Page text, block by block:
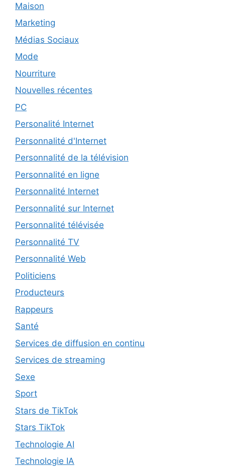
Maison
Marketing
Médias Sociaux
Mode
Nourriture
Nouvelles récentes
PC
Personalité Internet
Personnalité d'Internet
Personnalité de la télévision
Personnalité en ligne
Personnalité Internet
Personnalité sur Internet
Personnalité télévisée
Personnalité TV
Personnalité Web
Politiciens
Producteurs
Rappeurs
Santé
Services de diffusion en continu
Services de streaming
Sexe
Sport
Stars de TikTok
Stars TikTok
Technologie AI
Technologie IA